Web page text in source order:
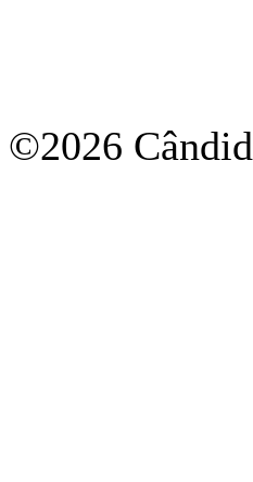
©2026